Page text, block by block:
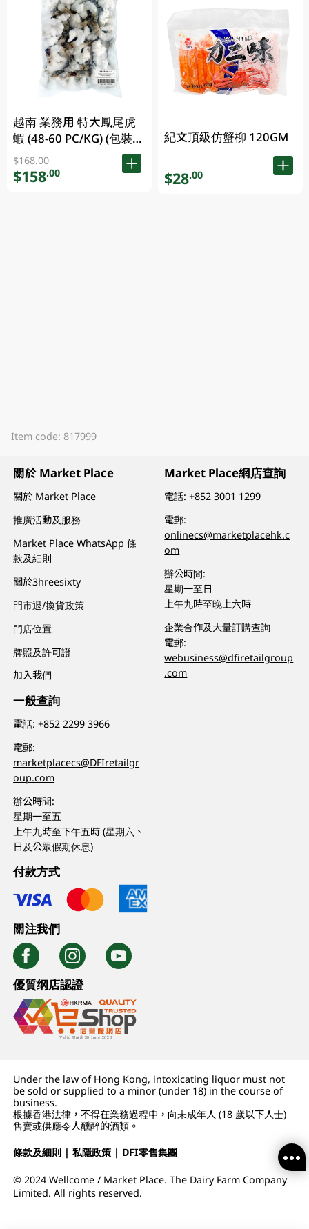
越南 業務用 特大鳳尾虎
蝦 (48-60 PC/KG) (包裝及
品牌隨機發放)
$168.00
$158.00
紀文頂級仿蟹柳 120GM
$28.00
Item code: 817999
關於 Market Place
關於 Market Place
推廣活動及服務
Market Place WhatsApp 條
款及細則
關於3hreesixty
門市退/換貨政策
門店位置
牌照及許可證
加入我們
一般查詢
電話:+852 2299 3966
電郵:
marketplacecs@DFIretailgr
oup.com
辦公時間:
星期一至五
上午九時至下午五時 (星期六、
日及公眾假期休息)
Market Place網店查詢
電話:+852 3001 1299
電郵:
onlinecs@marketplacehk.c
om
辦公時間:
星期一至日
上午九時至晚上六時
企業合作及大量訂購查詢
電郵:
webusiness@dfiretailgroup
.com
付款方式
關注我們
優質纲店認證
Under the law of Hong Kong, intoxicating liquor must not
be sold or supplied to a minor (under 18) in the course of
business.
根據香港法律，不得在業務過程中，向未成年人 (18 歲以下人士)
售賣或供應令人醺醉的酒類。
條款及細則 |私隱政策 | DFI零售集團
© 2024 Wellcome / Market Place. The Dairy Farm Company
Limited. All rights reserved.